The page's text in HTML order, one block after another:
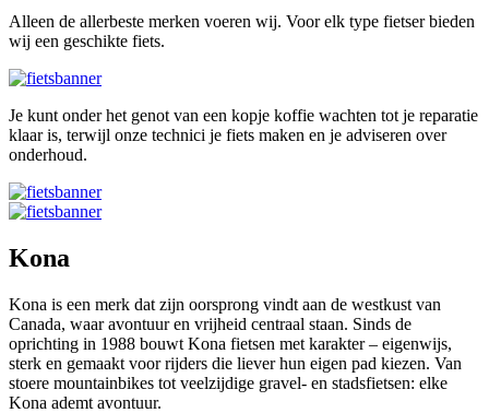
Alleen de allerbeste merken voeren wij. Voor elk type fietser bieden
wij een geschikte fiets.
Je kunt onder het genot van een kopje koffie wachten tot je reparatie
klaar is, terwijl onze technici je fiets maken en je adviseren over
onderhoud.
Kona
Kona is een merk dat zijn oorsprong vindt aan de westkust van
Canada, waar avontuur en vrijheid centraal staan. Sinds de
oprichting in 1988 bouwt Kona fietsen met karakter – eigenwijs,
sterk en gemaakt voor rijders die liever hun eigen pad kiezen. Van
stoere mountainbikes tot veelzijdige gravel- en stadsfietsen: elke
Kona ademt avontuur.